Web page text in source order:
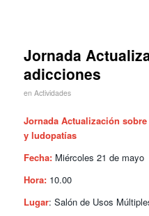
Jornada
adicciones
en Actividades
Jornada Actualización
y ludopatías
Fecha:Miércoles 21 de mayo
Hora:10.00
Lugar: Salón de Usos